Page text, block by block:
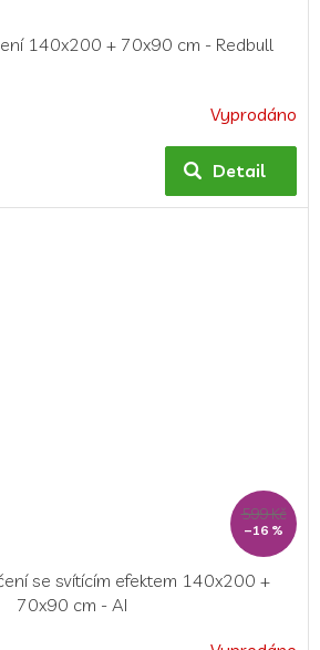
140x200 + 70x90 cm - Redbull
Vyprodáno
Detail
599 Kč
–16 %
se svítícím efektem 140x200 +
70x90 cm - AI